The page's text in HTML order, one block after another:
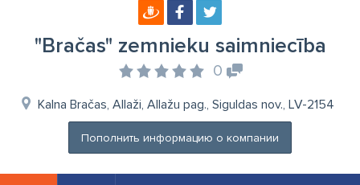
"Bračas" zemnieku saimniecība
0
Kalna Bračas, Allaži, Allažu pag., Siguldas nov., LV-2154
Пополнить информацию о компании